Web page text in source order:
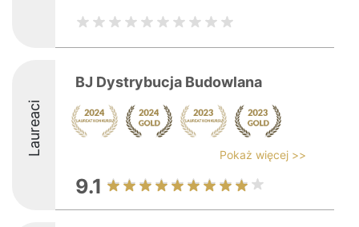
Laureaci
BJ Dystrybucja Budowlana
Pokaż więcej >>
9.1